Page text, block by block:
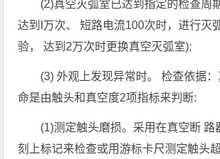
(2)真空灭弧室已达到指定的检查周
达到I万次、 短路电流100次时，进行灭
验， 达到2万次时更换真空灭弧室);
(3) 外观上发现异常时。 检查依据
命是由触头和真空度2项指标来判断:
(1)测定触头磨损。采用在真空断 路
刻上标记来检查或用游标卡尺测定触头